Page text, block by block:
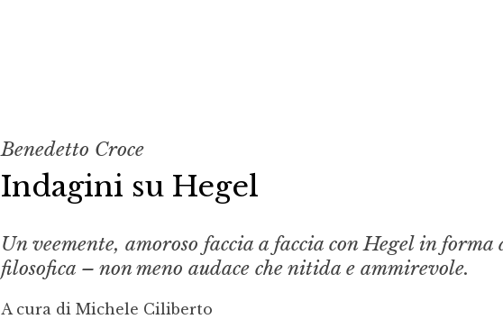
Benedetto Croce
Indagini su Hegel
Un veemente, amoroso faccia a faccia con Hegel in
filosofica – non meno audace che nitida e ammirevole.
A cura di Michele Ciliberto